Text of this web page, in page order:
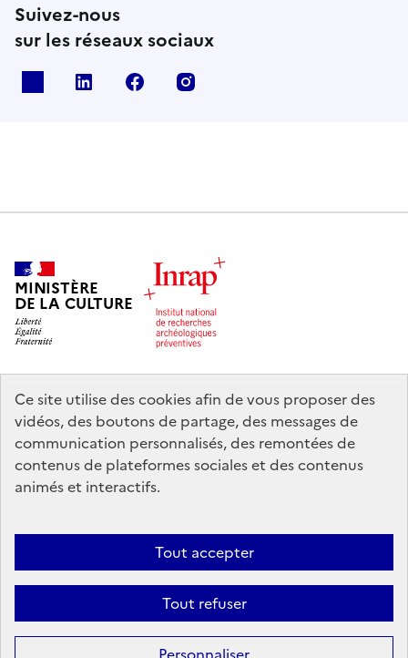
Ce site utilise des cookies afin de vous proposer des
vidéos, des boutons de partage, des messages de
communication personnalisés, des remontées de
contenus de plateformes sociales et des contenus
animés et interactifs.
Tout accepter
Tout refuser
Suivez-nous
sur les réseaux sociaux
Linkedin Facebook
MINISTÈRE
DE LA CULTURE
legifrance.gouv.fr
info.gouv.fr
service-public.gouv.fr
data.gouv.fr
Nous contacter Mentions légales
Accessibilité : partiellement
Politique d’utilisation des témoins de connexion (cookies)
Politique générale de protection des données
Sauf mention contraire, tous les contenus de ce site sont sous